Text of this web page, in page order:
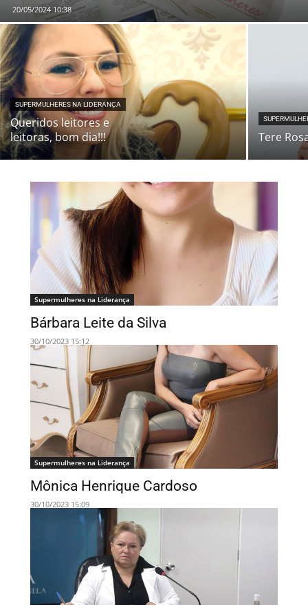
20/05/2024 10:38
SUPERMULHERES NA LIDERANÇA
Queridos leitores e
leitoras, bom dia!!!
Tere
Supermulheres na Liderança
Bárbara Leite da Silva
30/10/2023 15:12
Supermulheres na Liderança
Mônica Henrique Cardoso
30/10/2023 15:09